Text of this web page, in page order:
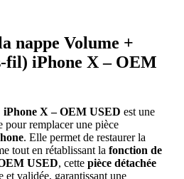
nappe Volume +
fil) iPhone X – OEM
X – OEM USED est une
remplacer une pièce
. Elle permet de restaurer la
tout en rétablissant la fonction de
USED, cette pièce détachée
et validée, garantissant une